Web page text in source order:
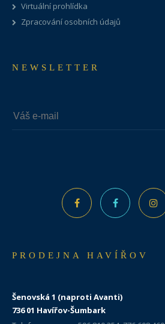
Virtuální prohlídka
Zpracování osobních údajů
NEWSLETTER
PRODEJNA HAVÍŘOV
Šenovská 1 (naproti Avanti)
736 01 Havířov-Šumbark